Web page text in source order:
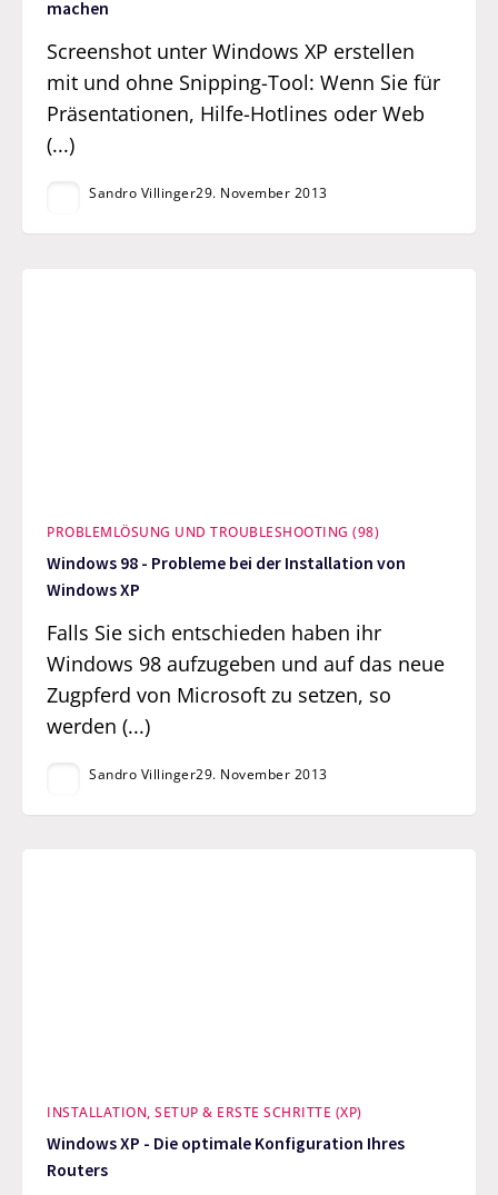
machen
Screenshot unter Windows XP erstellen
mit und ohne Snipping-Tool: Wenn Sie für
Präsentationen, Hilfe-Hotlines oder Web
(...)
Sandro Villinger29. November 2013
PROBLEMLÖSUNG UND TROUBLESHOOTING (98)
Windows 98 - Probleme bei der Installation von
Windows XP
Falls Sie sich entschieden haben ihr
Windows 98 aufzugeben und auf das neue
Zugpferd von Microsoft zu setzen, so
werden (...)
Sandro Villinger29. November 2013
INSTALLATION, SETUP & ERSTE SCHRITTE (XP)
Windows XP - Die optimale Konfiguration Ihres
Routers